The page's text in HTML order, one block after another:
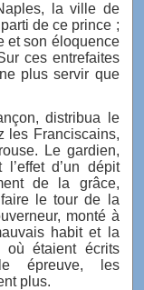
la ville de
de ce prince ;
et son éloquence
ces entrefaites
plus servir que
distribua le
les Franciscains,
Le gardien,
d’un dépit
de la grâce,
le tour de la
monté à
habit et la
où étaient écrits
épreuve, les
plus.